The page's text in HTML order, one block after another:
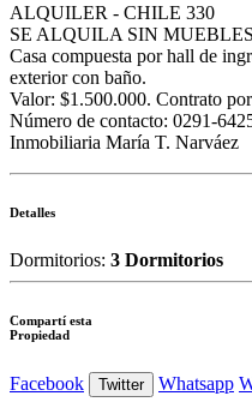
ALQUILER - CHILE 330
SE ALQUILA SIN MUEBLES
Casa compuesta por hall de
exterior con baño.
Valor: $1.500.000. Contrato
Número de contacto: 0291-
Inmobiliaria María T. Narváez
Detalles
Dormitorios: 3 Dormitorios
Compartí esta
Propiedad
Facebook Twitter Whatsapp